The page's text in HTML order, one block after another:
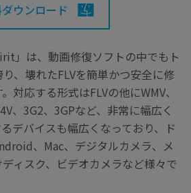
ウンロード
」は、動画修復ソフトの中でもト
、壊れたFLVを簡単かつ安全に修
対応する形式はFLVの他にWMV、
、3G2、3GPなど、非常に幅広く
デバイスも幅広くなっており、ド
、Mac、デジタルカメラ、メ
ィスク、ビデオカメラなど様々で